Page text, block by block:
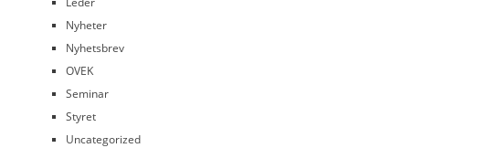
Nyheter
Nyhetsbrev
OVEK
Seminar
Styret
Uncategorized